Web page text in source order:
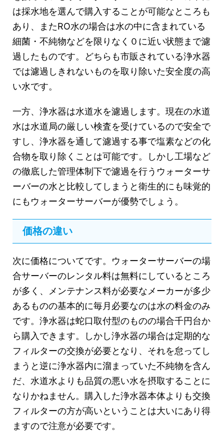
は採水地を選んで購入することが可能なところも
あり、またRO水の場合は水の中に含まれている
細菌・不純物などを限りなく０に近い状態まで濾
過したものです。どちらも市販されている浄水器
では濾過しきれないものを取り除いた安全度の高
い水です。
一方、浄水器は水道水を濾過します。現在の水道
水は水道局の厳しい検査を受けているので安全で
すし、浄水器を通して濾過する事で塩素などの化
合物を取り除くことは可能です。しかし工場など
の徹底した管理体制下で濾過を行うウォーターサ
ーバーの水と比較してしまうと衛生的にも味覚的
にもウォーターサーバーが優勢でしょう。
価格の違い
次に価格についてです。ウォーターサーバーの場
合サーバーのレンタル料は無料にしているところ
が多く、メンテナンス料が必要なメーカーが多少
あるものの基本的に毎月必要なのは水の料金のみ
です。浄水器は蛇口取付型のものの場合千円台か
ら購入できます。しかし浄水器の場合は定期的な
フィルターの交換が必要となり、それを怠ってし
まうと逆に浄水器内に溜まっていた不純物を含ん
だ、水道水よりも品質の悪い水を摂取することに
なりかねません。購入した浄水器本体よりも交換
フィルターの方が高いということは大いにあり得
ますので注意が必要です。